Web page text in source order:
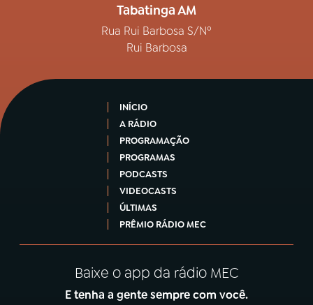
Tabatinga AM
Rua Rui Barbosa S/Nº
Rui Barbosa
INÍCIO
A RÁDIO
PROGRAMAÇÃO
PROGRAMAS
PODCASTS
VIDEOCASTS
ÚLTIMAS
PRÊMIO RÁDIO MEC
Baixe o app da rádio MEC
E tenha a gente sempre com você.